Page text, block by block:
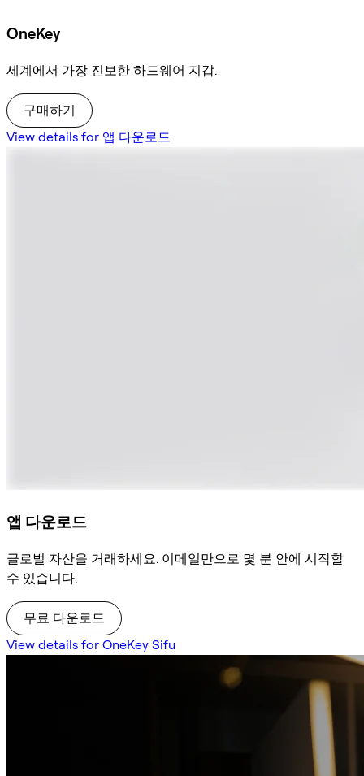
OneKey
세계에서 가장 진보한 하드웨어 지갑.
구매하기
View details for 앱 다운로드
앱 다운로드
글로벌 자산을 거래하세요. 이메일만으로 몇 분 안에 시작할
수 있습니다.
무료 다운로드
View details for OneKey Sifu